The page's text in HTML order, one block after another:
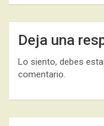
Deja una
Lo siento, debes
comentario.